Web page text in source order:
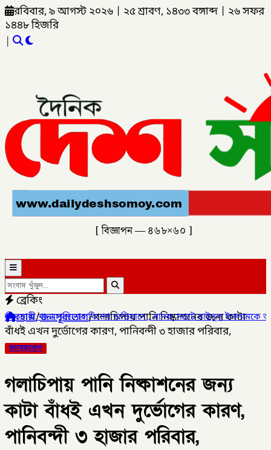
রবিবার, ৯ আগস্ট ২০২৬ ২৫ শ্রাবণ, ১৪৩৩ বঙ্গাব্দ
২৬ সফর
১৪৪৮ হিজরি
|
[ বিজ্ঞাপন — ৪৬৮×৬০ ]
ব্রেকিং
বিশেষ অভিযানে , মাদক সম্রাট মাইদুল ইসলামকে আটক ০৩ বোতল
হোম/জনদূরভোগ/গলাচিপায় পানি নিষ্কাশনের জন্য কাটা
বাঁধই এখন দুর্ভোগের কারণ, পানিবন্দী ৩ হাজার পরিবার,
জনদূরভোগ
গলাচিপায় পানি নিষ্কাশনের জন্য
কাটা বাঁধই এখন দুর্ভোগের কারণ,
পানিবন্দী ৩ হাজার পরিবার,